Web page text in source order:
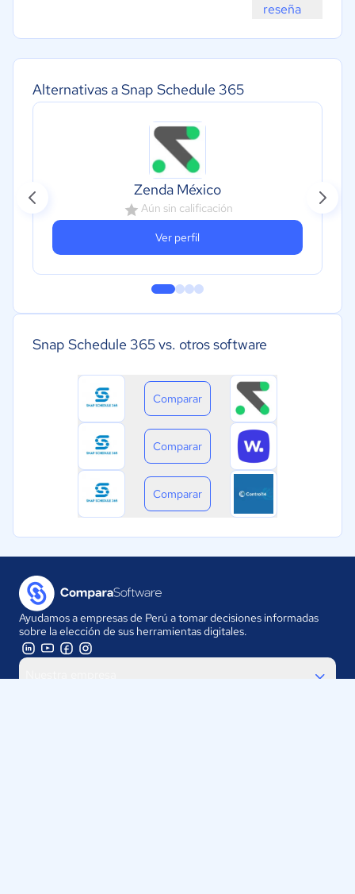
Alternativas a Snap Schedule 365
Zenda México
Aún sin calificación
Ver perfil
Snap Schedule 365 vs. otros software
Comparar
Comparar
Comparar
reseña
Ayudamos a empresas de Perú a tomar decisiones informadas
sobre la elección de sus herramientas digitales.